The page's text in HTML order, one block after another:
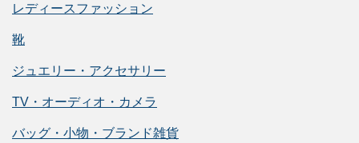
レディースファッション
靴
ジュエリー・アクセサリー
TV・オーディオ・カメラ
バッグ・小物・ブランド雑貨